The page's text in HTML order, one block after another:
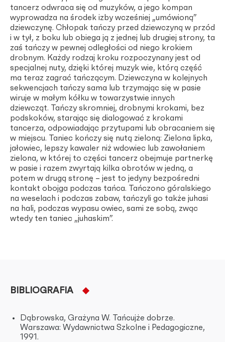
tancerz odwraca się od muzyków, a jego kompan
wyprowadza na środek izby wcześniej „umówioną”
dziewczynę. Chłopak tańczy przed dziewczyną w przód
i w tył, z boku lub obiega ją z jednej lub drugiej strony, ta
zaś tańczy w pewnej odległości od niego krokiem
drobnym. Każdy rodzaj kroku rozpoczynany jest od
specjalnej nuty, dzięki której muzyk wie, którą część
ma teraz zagrać tańczącym. Dziewczyna w kolejnych
sekwencjach tańczy sama lub trzymając się w pasie
wiruje w małym kółku w towarzystwie innych
dziewcząt. Tańczy skromniej, drobnymi krokami, bez
podskoków, starając się dialogować z krokami
tancerza, odpowiadając przytupami lub obracaniem się
w miejscu. Taniec kończy się nutą zieloną: Zielona lipka,
jałowiec, lepszy kawaler niż wdowiec lub zawołaniem
zielona, w której to części tancerz obejmuje partnerkę
w pasie i razem zwyrtają kilka obrotów w jedną, a
potem w drugą stronę – jest to jedyny bezpośredni
kontakt obojga podczas tańca. Tańczono góralskiego
na weselach i podczas zabaw, tańczyli go także juhasi
na hali, podczas wypasu owiec, sami ze sobą, zwąc
wtedy ten taniec „juhaskim”.
BIBLIOGRAFIA
Dąbrowska, Grażyna W. Tańcujże dobrze.
Warszawa: Wydawnictwa Szkolne i Pedagogiczne,
1991.